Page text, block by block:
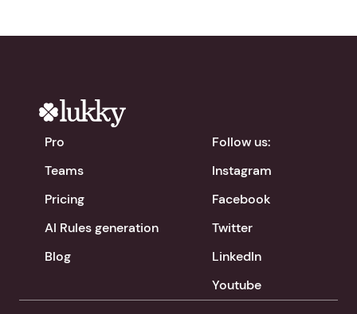
Pro
Teams
Pricing
AI Rules generation
Blog
Follow us:
Instagram
Facebook
Twitter
LinkedIn
Youtube